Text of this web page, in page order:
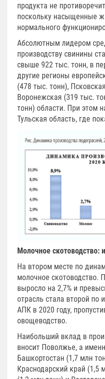
продукта не
поскольку насыщенные
нормального
Абсолютным лидером
производству свинины
свыше 922 тыс. тонн, в
другие регионы
(478 тыс. тонн),
Воронежская (319 тыс.
тонн) области. При этом
Тульская область, где
Молочное скотоводство:
На втором месте по
молочное скотоводство.
выросло на 2,7% и
отрасль стала второй по
АПК в 2020 году,
овощеводство.
Наибольший вклад в
вносит Поволжье, а
Башкортостан (1,7 млн
Краснодарский край (1,5